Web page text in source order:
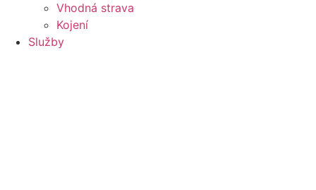
Vhodná strava
Kojení
Služby